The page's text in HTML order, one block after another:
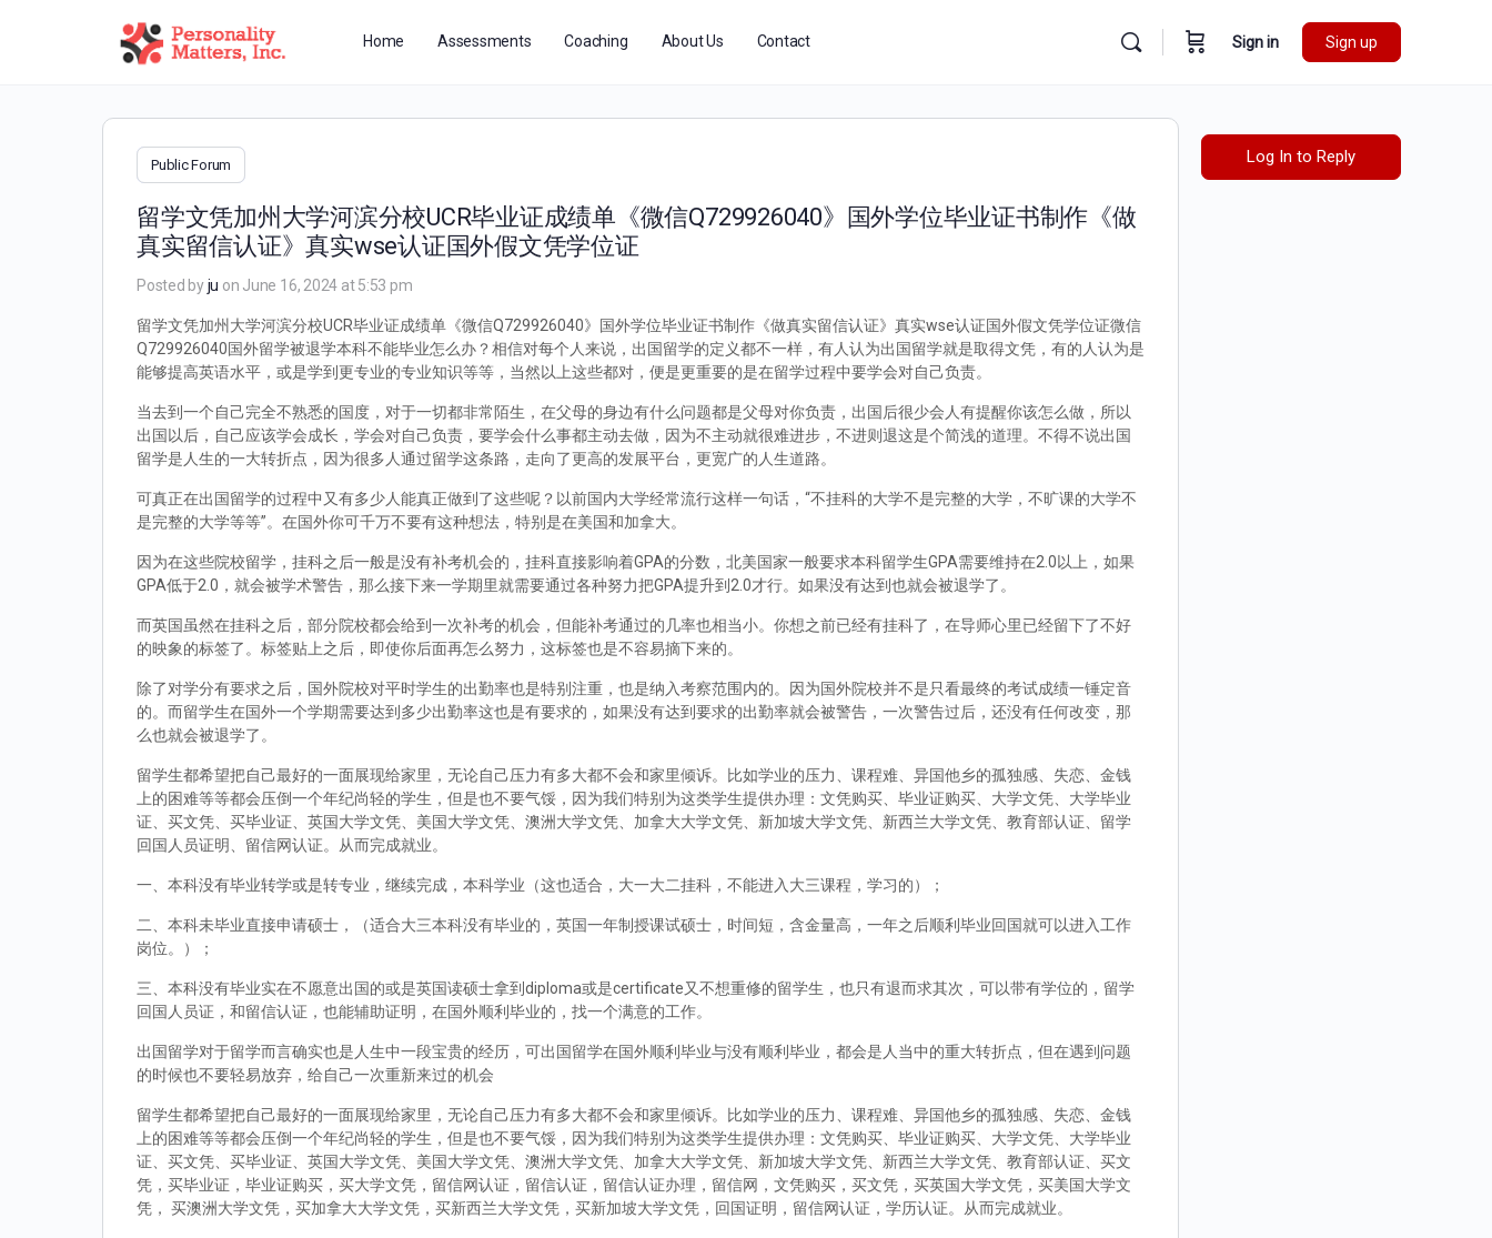
Home Assessments Coaching About Us Contact Sign in Sign up
Public Forum
留学文凭加州大学河滨分校UCR毕业证成绩单《微信Q729926040》国外学位毕业证书制作《做
真实留信认证》真实wse认证国外假文凭学位证
Posted byju on June 16, 2024 at 5:53 pm
留学文凭加州大学河滨分校UCR毕业证成绩单《微信Q729926040》国外学位毕业证书制作《做真实留信认证》真实wse认证国外假文凭学位证微信
Q729926040国外留学被退学本科不能毕业怎么办？相信对每个人来说，出国留学的定义都不一样，有人认为出国留学就是取得文凭，有的人认为是
能够提高英语水平，或是学到更专业的专业知识等等，当然以上这些都对，便是更重要的是在留学过程中要学会对自己负责。
当去到一个自己完全不熟悉的国度，对于一切都非常陌生，在父母的身边有什么问题都是父母对你负责，出国后很少会人有提醒你该怎么做，所以
出国以后，自己应该学会成长，学会对自己负责，要学会什么事都主动去做，因为不主动就很难进步，不进则退这是个简浅的道理。不得不说出国
留学是人生的一大转折点，因为很多人通过留学这条路，走向了更高的发展平台，更宽广的人生道路。
可真正在出国留学的过程中又有多少人能真正做到了这些呢？以前国内大学经常流行这样一句话，“不挂科的大学不是完整的大学，不旷课的大学不
是完整的大学等等”。在国外你可千万不要有这种想法，特别是在美国和加拿大。
因为在这些院校留学，挂科之后一般是没有补考机会的，挂科直接影响着GPA的分数，北美国家一般要求本科留学生GPA需要维持在2.0以上，如果
GPA低于2.0，就会被学术警告，那么接下来一学期里就需要通过各种努力把GPA提升到2.0才行。如果没有达到也就会被退学了。
而英国虽然在挂科之后，部分院校都会给到一次补考的机会，但能补考通过的几率也相当小。你想之前已经有挂科了，在导师心里已经留下了不好
的映象的标签了。标签贴上之后，即使你后面再怎么努力，这标签也是不容易摘下来的。
除了对学分有要求之后，国外院校对平时学生的出勤率也是特别注重，也是纳入考察范围内的。因为国外院校并不是只看最终的考试成绩一锤定音
的。而留学生在国外一个学期需要达到多少出勤率这也是有要求的，如果没有达到要求的出勤率就会被警告，一次警告过后，还没有任何改变，那
么也就会被退学了。
留学生都希望把自己最好的一面展现给家里，无论自己压力有多大都不会和家里倾诉。比如学业的压力、课程难、异国他乡的孤独感、失恋、金钱
上的困难等等都会压倒一个年纪尚轻的学生，但是也不要气馁，因为我们特别为这类学生提供办理：文凭购买、毕业证购买、大学文凭、大学毕业
证、买文凭、买毕业证、英国大学文凭、美国大学文凭、澳洲大学文凭、加拿大大学文凭、新加坡大学文凭、新西兰大学文凭、教育部认证、留学
回国人员证明、留信网认证。从而完成就业。
一、本科没有毕业转学或是转专业，继续完成，本科学业（这也适合，大一大二挂科，不能进入大三课程，学习的）；
二、本科未毕业直接申请硕士，（适合大三本科没有毕业的，英国一年制授课试硕士，时间短，含金量高，一年之后顺利毕业回国就可以进入工作
岗位。）；
三、本科没有毕业实在不愿意出国的或是英国读硕士拿到diploma或是certificate又不想重修的留学生，也只有退而求其次，可以带有学位的，留学
回国人员证，和留信认证，也能辅助证明，在国外顺利毕业的，找一个满意的工作。
出国留学对于留学而言确实也是人生中一段宝贵的经历，可出国留学在国外顺利毕业与没有顺利毕业，都会是人当中的重大转折点，但在遇到问题
的时候也不要轻易放弃，给自己一次重新来过的机会
留学生都希望把自己最好的一面展现给家里，无论自己压力有多大都不会和家里倾诉。比如学业的压力、课程难、异国他乡的孤独感、失恋、金钱
上的困难等等都会压倒一个年纪尚轻的学生，但是也不要气馁，因为我们特别为这类学生提供办理：文凭购买、毕业证购买、大学文凭、大学毕业
证、买文凭、买毕业证、英国大学文凭、美国大学文凭、澳洲大学文凭、加拿大大学文凭、新加坡大学文凭、新西兰大学文凭、教育部认证、买文
凭，买毕业证，毕业证购买，买大学文凭，留信网认证，留信认证，留信认证办理，留信网，文凭购买，买文凭，买英国大学文凭，买美国大学文
凭， 买澳洲大学文凭，买加拿大大学文凭，买新西兰大学文凭，买新加坡大学文凭，回国证明，留信网认证，学历认证。从而完成就业。
Log In to Reply